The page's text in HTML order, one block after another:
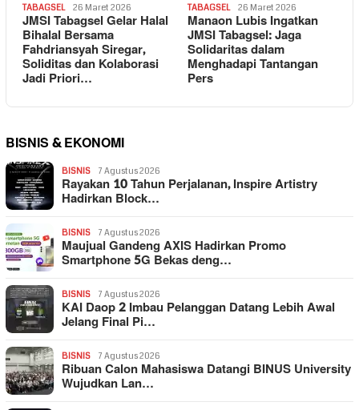
TABAGSEL 26 Maret 2026
JMSI Tabagsel Gelar Halal
Bihalal Bersama
Fahdriansyah Siregar,
Soliditas dan Kolaborasi
Jadi Priori…
TABAGSEL 26 Maret 2026
Manaon Lubis Ingatkan
JMSI Tabagsel: Jaga
Solidaritas dalam
Menghadapi Tantangan
Pers
BISNIS & EKONOMI
BISNIS 7 Agustus 2026
Rayakan 10 Tahun Perjalanan, Inspire Artistry
Hadirkan Block…
BISNIS 7 Agustus 2026
Maujual Gandeng AXIS Hadirkan Promo
Smartphone 5G Bekas deng…
BISNIS 7 Agustus 2026
KAI Daop 2 Imbau Pelanggan Datang Lebih Awal
Jelang Final Pi…
BISNIS 7 Agustus 2026
Ribuan Calon Mahasiswa Datangi BINUS University
Wujudkan Lan…